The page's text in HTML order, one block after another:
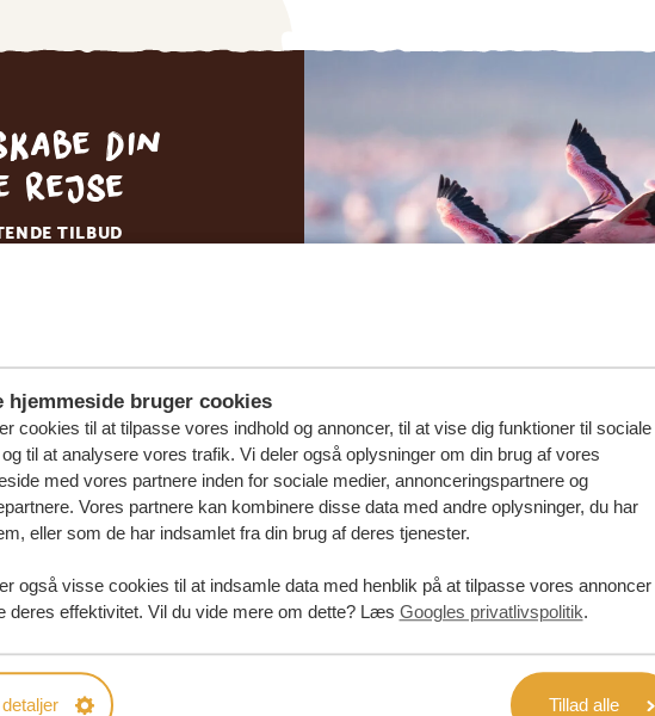
hjemmeside bruger cookies
cookies til at tilpasse vores indhold og annoncer, til at vise dig funktioner til sociale
til at analysere vores trafik. Vi deler også oplysninger om din brug af vores
med vores partnere inden for sociale medier, annonceringspartnere og
Vores partnere kan kombinere disse data med andre oplysninger, du har
eller som de har indsamlet fra din brug af deres tjenester.
også visse cookies til at indsamle data med henblik på at tilpasse vores annoncer
deres effektivitet. Vil du vide mere om dette? Læs Googles privatlivspolitik.
Tillad alle
din
rejse
TILBUD
DIN
VORES